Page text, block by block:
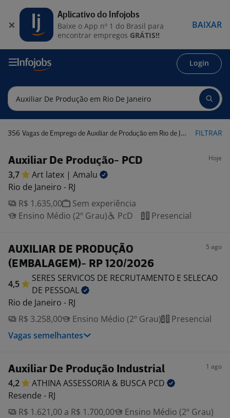
Login
356 Vagas de Emprego de Auxiliar de Produção em Rio de Janeiro FILTRAR
Auxiliar De Produção- PCD Hoje
3,7 Art latex | Amalu
Rio de Janeiro - RJ
R$ 1.635,00
Sem experiência
Ensino Médio (2º Grau)
PcD Presencial
AUXILIAR DE PRODUÇÃO
(EMBALAGEM)- RP 120/2026
5 ago
4,5
SERES SERVICOS DE RECRUTAMENTO E SELECAO
DE PESSOAL
Rio de Janeiro - RJ
R$ 3.258,00
Ensino Médio (2º Grau)
Presencial
Vagas semelhantes
Auxiliar De Produção Industrial 1 ago
4,2 ATHINA ASSESSORIA & BUSCA PCD
Resende - RJ
R$ 1.621,00 a R$ 1.700,00
Ensino Médio (2º Grau)
Aplicativo do Infojobs
Baixe o App nº 1 do Brasil para
encontrar empregos GRÁTIS!!
BAIXAR